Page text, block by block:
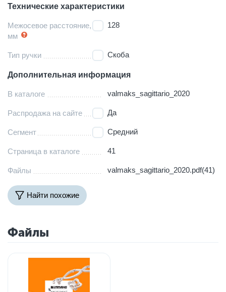
Технические характеристики
Межосевое расстояние,
мм
128
Тип ручки Скоба
Дополнительная информация
В каталоге valmaks_sagittario_2020
Распродажа на сайте Да
Сегмент Средний
Страница в каталоге 41
Файлы valmaks_sagittario_2020.pdf(41)
Найти похожие
Файлы